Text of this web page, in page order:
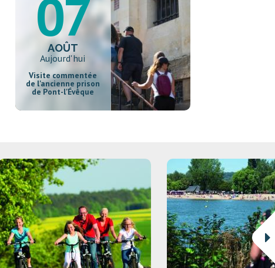
07
AOÛT
Aujourd'hui
Visite commentée
de l'ancienne prison
de Pont-l'Évêque